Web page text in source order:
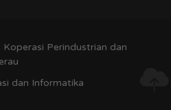
Koperasi Perindustrian dan
dan Informatika